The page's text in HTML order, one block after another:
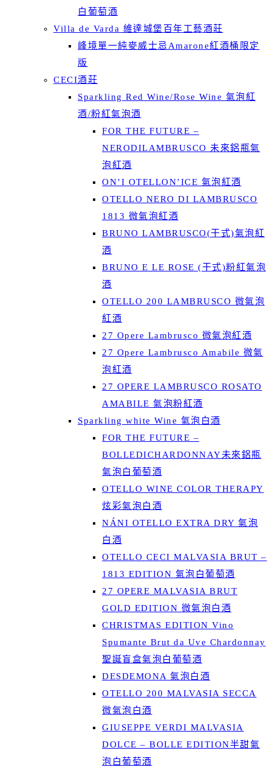
白葡萄酒
Villa de Varda 維達城堡百年工藝酒莊
峰境單一純麥威士忌Amarone紅酒桶限定
版
CECI酒莊
Sparkling Red Wine/Rose Wine 氣泡紅
酒/粉紅氣泡酒
FOR THE FUTURE –
NERODILAMBRUSCO 未來鋁瓶氣
泡紅酒
ON’I OTELLON’ICE 氣泡紅酒
OTELLO NERO DI LAMBRUSCO
1813 微氣泡紅酒
BRUNO LAMBRUSCO(干式)氣泡紅
酒
BRUNO E LE ROSE (干式)粉紅氣泡
酒
OTELLO 200 LAMBRUSCO 微氣泡
紅酒
27 Opere Lambrusco 微氣泡紅酒
27 Opere Lambrusco Amabile 微氣
泡紅酒
27 OPERE LAMBRUSCO ROSATO
AMABILE 氣泡粉紅酒
Sparkling white Wine 氣泡白酒
FOR THE FUTURE –
BOLLEDICHARDONNAY未來鋁瓶
氣泡白葡萄酒
OTELLO WINE COLOR THERAPY
炫彩氣泡白酒
NÁNI OTELLO EXTRA DRY 氣泡
白酒
OTELLO CECI MALVASIA BRUT –
1813 EDITION 氣泡白葡萄酒
27 OPERE MALVASIA BRUT
GOLD EDITION 微氣泡白酒
CHRISTMAS EDITION Vino
Spumante Brut da Uve Chardonnay
聖誕盲盒氣泡白葡萄酒
DESDEMONA 氣泡白酒
OTELLO 200 MALVASIA SECCA
微氣泡白酒
GIUSEPPE VERDI MALVASIA
DOLCE – BOLLE EDITION半甜氣
泡白葡萄酒